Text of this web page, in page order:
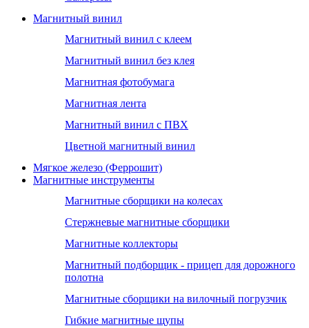
Магнитный винил
Магнитный винил с клеем
Магнитный винил без клея
Магнитная фотобумага
Магнитная лента
Магнитный винил с ПВХ
Цветной магнитный винил
Мягкое железо (Феррошит)
Магнитные инструменты
Магнитные сборщики на колесах
Стержневые магнитные сборщики
Магнитные коллекторы
Магнитный подборщик - прицеп для дорожного
полотна
Магнитные сборщики на вилочный погрузчик
Гибкие магнитные щупы